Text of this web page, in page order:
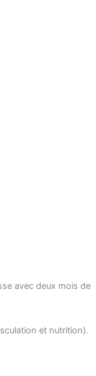
avec deux mois de
et nutrition).